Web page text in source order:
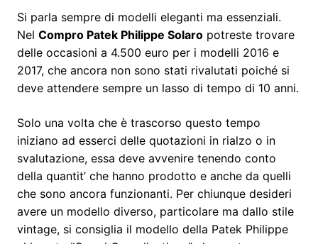
Si parla sempre di modelli eleganti ma essenziali.
Nel Compro Patek Philippe Solaro potreste trovare
delle occasioni a 4.500 euro per i modelli 2016 e
2017, che ancora non sono stati rivalutati poiché si
deve attendere sempre un lasso di tempo di 10 anni.
Solo una volta che è trascorso questo tempo
iniziano ad esserci delle quotazioni in rialzo o in
svalutazione, essa deve avvenire tenendo conto
della quantit’ che hanno prodotto e anche da quelli
che sono ancora funzionanti. Per chiunque desideri
avere un modello diverso, particolare ma dallo stile
vintage, si consiglia il modello della Patek Philippe